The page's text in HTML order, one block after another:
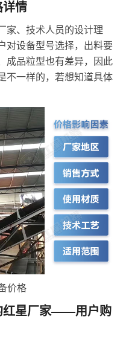
详情
家、技术人员的设计理
对设备型号选择，出料要
成品粒型也有差异，因此
不一样的，若想知道具体
价格
红星厂家——用户购